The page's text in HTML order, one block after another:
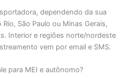
dependendo da sua
São Paulo ou Minas Gerais,
Interior e regiões norte/nordeste
vem por email e SMS.
para MEI e autônomo?